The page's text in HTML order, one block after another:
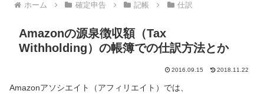
ホーム 確定申告 記帳 仕訳
Amazonの源泉徴収額（Tax
Withholding）の帳簿での仕訳方法とか
2016.09.15 2018.11.22
Amazonアソシエイト（アフィリエイト）では、